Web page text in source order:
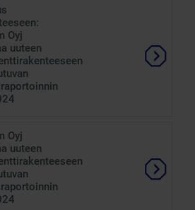
Oyj
uuteen
Oyj
uuteen